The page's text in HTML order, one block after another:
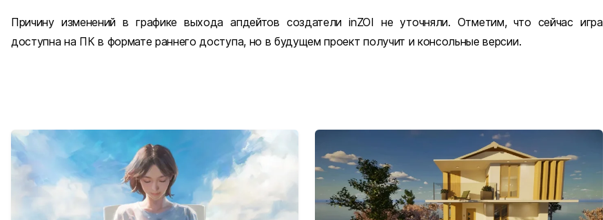
Причину изменений в графике выхода апдейтов создатели inZOI не уточняли. Отметим, что сейчас игра
доступна на ПК в формате раннего доступа, но в будущем проект получит и консольные версии.